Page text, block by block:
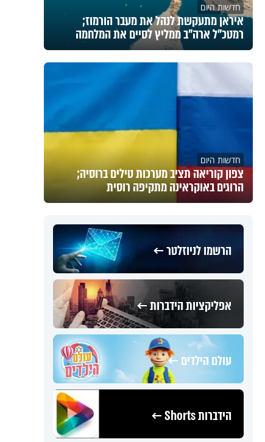
חדשות היום
איראן מתעקשת לנהל את מעבר הורמוז;
רמטכ"ל ארה"ב ממליץ לסיים את המלחמה
חדשות היום
צפון קוריאה תציב מערכות טילים ברוסיה;
הרוגים באוקראינה מתקיפה רוסית
הרשמו לניוזלטר ←
אפליקציות הידברות ←
עולם הילדים ←
הידברות Shorts ←